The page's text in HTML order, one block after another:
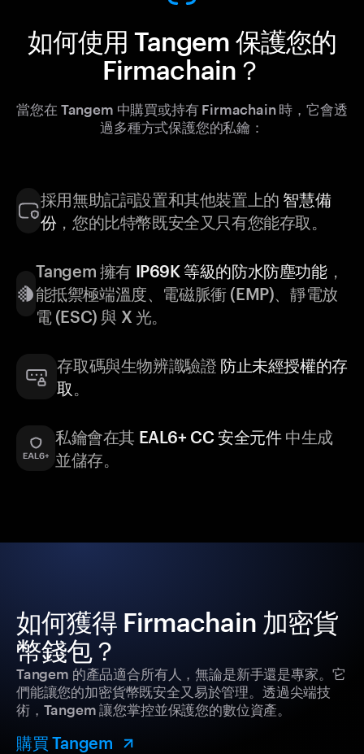
如何使用 Tangem 保護您的
Firmachain？
當您在 Tangem 中購買或持有 Firmachain 時，它會透
過多種方式保護您的私鑰：
採用無助記詞設置和其他裝置上的 智慧備
份，您的比特幣既安全又只有您能存取。
Tangem 擁有 IP69K 等級的防水防塵功能，
能抵禦極端溫度、電磁脈衝 (EMP)、靜電放
電 (ESC) 與 X 光。
存取碼與生物辨識驗證 防止未經授權的存
取 。
私鑰會在其 EAL6+ CC 安全元件中生成
並儲存。
如何獲得 Firmachain 加密貨
幣錢包？
Tangem 的產品適合所有人，無論是新手還是專家。它
們能讓您的加密貨幣既安全又易於管理。透過尖端技
術，Tangem 讓您掌控並保護您的數位資產。
購買 Tangem